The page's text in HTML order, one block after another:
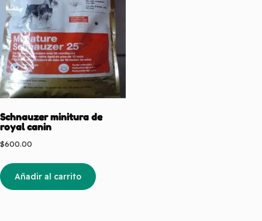
Schnauzer minitura de
royal canin
$600.00
Añadir al carrito